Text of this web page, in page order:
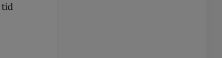
tid